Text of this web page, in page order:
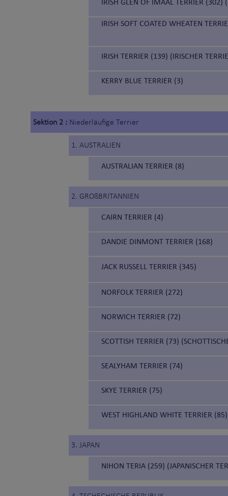
IRISH SOFT COATED WHEATEN
IRISH TERRIER (139) (IRISCHER
KERRY BLUE TERRIER (3)
Sektion 2 : Niederläufige Terrier
1. AUSTRALIEN
AUSTRALIAN TERRIER (8)
2. GROßBRITANNIEN
CAIRN TERRIER (4)
DANDIE DINMONT TERRIER (168)
JACK RUSSELL TERRIER (345)
NORFOLK TERRIER (272)
NORWICH TERRIER (72)
SCOTTISH TERRIER (73)
SEALYHAM TERRIER (74)
SKYE TERRIER (75)
WEST HIGHLAND WHITE TERRIER (85)
3. JAPAN
NIHON TERIA (259) (JAPANISCHER